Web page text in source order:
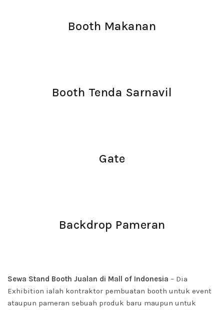
Booth Makanan
Booth Tenda Sarnavil
Gate
Backdrop Pameran
Sewa Stand Booth Jualan di Mall of Indonesia – Dia
Exhibition ialah kontraktor pembuatan booth untuk event
ataupun pameran sebuah produk baru maupun untuk